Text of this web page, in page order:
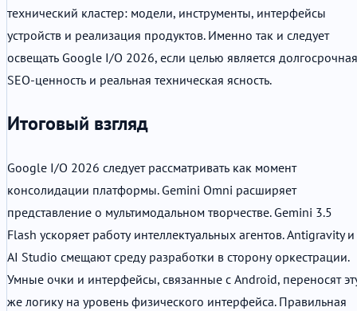
технический кластер: модели, инструменты, интерфейсы
устройств и реализация продуктов. Именно так и следует
освещать Google I/O 2026, если целью является долгосрочная
SEO-ценность и реальная техническая ясность.
Итоговый взгляд
Google I/O 2026 следует рассматривать как момент
консолидации платформы. Gemini Omni расширяет
представление о мультимодальном творчестве. Gemini 3.5
Flash ускоряет работу интеллектуальных агентов. Antigravity и
AI Studio смещают среду разработки в сторону оркестрации.
Умные очки и интерфейсы, связанные с Android, переносят
же логику на уровень физического интерфейса. Правильная